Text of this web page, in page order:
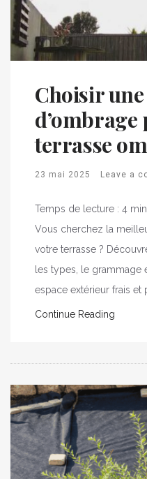
Choisir
terrasse
23 mai 2025 Leave a
Temps de lecture : 4
Vous cherchez la
votre terrasse ?
les types, le grammage
espace extérieur frais et
Continue Reading